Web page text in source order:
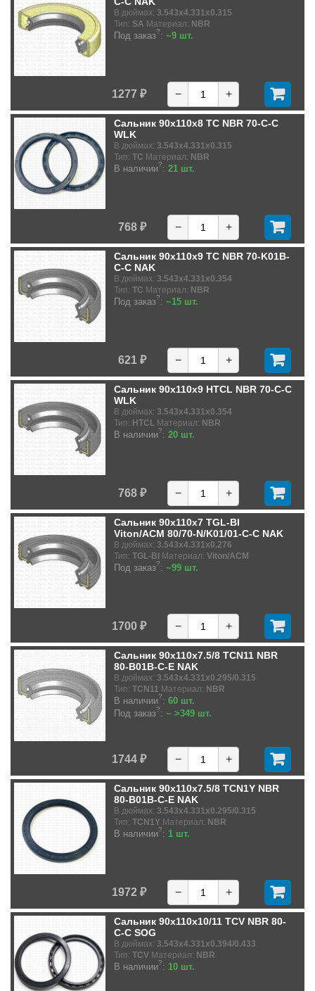
В дюймах: 3.543x4.331x0.315
Тип: SA Материал: NBR
Под заказ?: ~9 шт.
1277 ₽ − +
Сальник 90x110x8 TC NBR 70-C-C
WLK
В дюймах: 3.543x4.331x0.315
Тип: TC Материал: NBR
В наличии?: 21 шт.
768 ₽ − +
Сальник 90x110x9 TC NBR 70-K01B-
C-C NAK
В дюймах: 3.543x4.331x0.354
Тип: TC Материал: NBR
Под заказ?: ~15 шт.
621 ₽ − +
Сальник 90x110x9 HTCL NBR 70-C-C
WLK
В дюймах: 3.543x4.331x0.354
Тип: HTCL Материал: NBR
В наличии?: 20 шт.
768 ₽ − +
Сальник 90x110x7 TGL-BI
Viton/ACM 80/70-N/K01/01-C-C NAK
В дюймах: 3.543x4.331x0.276
Тип: TGL-BI Материал: Viton/ACM
Под заказ?: ~99 шт.
1700 ₽ − +
Сальник 90x110x7.5/8 TCN11 NBR
80-B01B-C-E NAK
В дюймах: 3.543x4.331x0.295/0.315
Тип: TCN11 Материал: NBR
В наличии?: 60 шт.
Под заказ?: ~ >349 шт.
1744 ₽ − +
Сальник 90x110x7.5/8 TCN1Y NBR
80-B01B-C-E NAK
В дюймах: 3.543x4.331x0.295/0.315
Тип: TCN1Y Материал: NBR
В наличии?: 1 шт.
1972 ₽ − +
Сальник 90x110x10/11 TCV NBR 80-
C-C SOG
В дюймах: 3.543x4.331x0.394/0.433
Тип: TCV Материал: NBR
В наличии?: 10 шт.